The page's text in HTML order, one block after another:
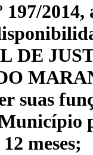
2014,
DE
suas
Município
meses;